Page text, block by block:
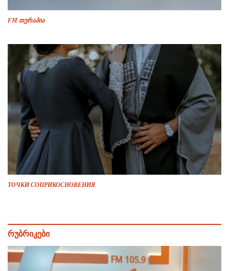
FM თერაპია
ТОЧКИ СОПРИКОСНОВЕНИЯ
რუბრიკები